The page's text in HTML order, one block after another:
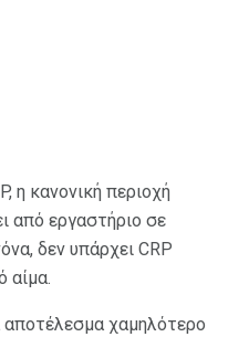
η κανονική περιοχή
από εργαστήριο σε
δεν υπάρχει CRP
αίμα.
αποτέλεσμα χαμηλότερο